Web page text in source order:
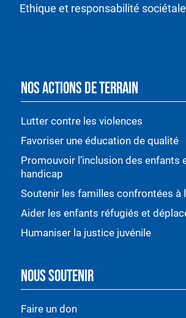
Ethique et responsabilité
NOS ACTIONS DE TERRAIN
Lutter contre les violences
Favoriser une éducation de qualité
Promouvoir l’inclusion des enfants
handicap
Soutenir les familles confrontées à
Aider les enfants réfugiés et
Humaniser la justice juvénile
NOUS SOUTENIR
Faire un don